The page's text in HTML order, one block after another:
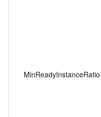
MinReadyInstanceRatio